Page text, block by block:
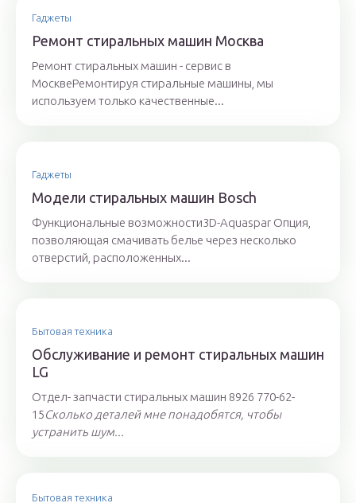
Гаджеты
Ремонт стиральных машин Москва
Ремонт стиральных машин - сервис в
МосквеРемонтируя стиральные машины, мы
используем только качественные...
Гаджеты
Модели стиральных машин Bosch
Функциональные возможности3D-Aquaspar Опция,
позволяющая смачивать белье через несколько
отверстий, расположенных...
Бытовая техника
Обслуживание и ремонт стиральных машин
LG
Отдел- запчасти стиральных машин 8926 770-62-
15Сколько деталей мне понадобятся, чтобы
устранить шум...
Бытовая техника